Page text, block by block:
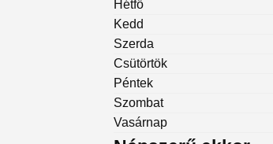
Hétfő
Kedd
Szerda
Csütörtök
Péntek
Szombat
Vasárnap